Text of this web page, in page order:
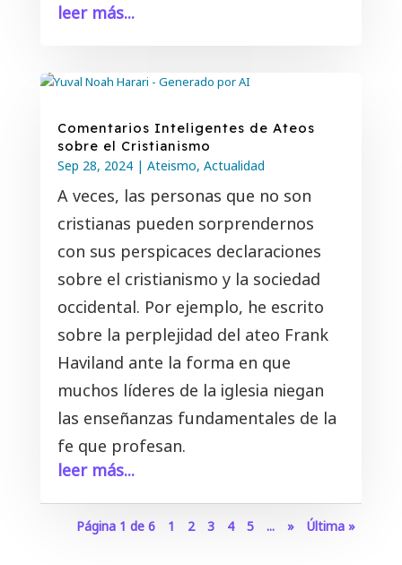
leer más...
Comentarios Inteligentes de Ateos
sobre el Cristianismo
Sep 28, 2024| Ateismo, Actualidad
A veces, las personas que no son
cristianas pueden sorprendernos
con sus perspicaces declaraciones
sobre el cristianismo y la sociedad
occidental. Por ejemplo, he escrito
sobre la perplejidad del ateo Frank
Haviland ante la forma en que
muchos líderes de la iglesia niegan
las enseñanzas fundamentales de la
fe que profesan.
leer más...
Página 1 de 6 1 2 3 4 5 ... » Última »